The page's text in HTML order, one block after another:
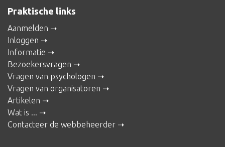
Praktische links
Aanmelden
Inloggen
Informatie
Bezoekersvragen
Vragen van psychologen
Vragen van organisatoren
Artikelen
Wat is ...
Contacteer de webbeheerder